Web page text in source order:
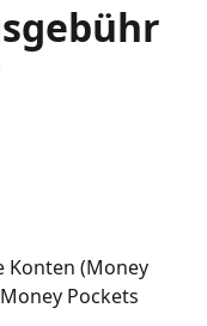
Konten (Money
Pockets